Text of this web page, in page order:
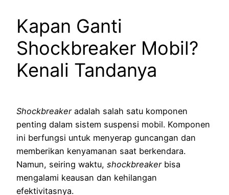
Kapan Ganti
Shockbreaker Mobil?
Kenali Tandanya
Shockbreakeradalah salah satu komponen
penting dalam sistem suspensi mobil. Komponen
ini berfungsi untuk menyerap guncangan dan
memberikan kenyamanan saat berkendara.
Namun, seiring waktu, shockbreakerbisa
mengalami keausan dan kehilangan
efektivitasnya.